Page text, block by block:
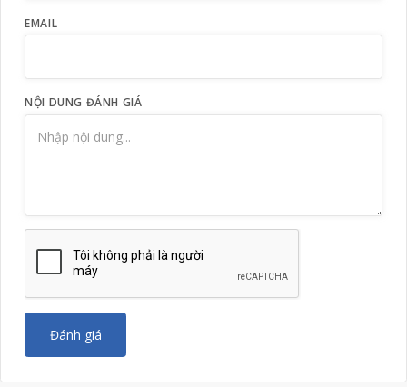
EMAIL
NỘI DUNG ĐÁNH GIÁ
Đánh giá